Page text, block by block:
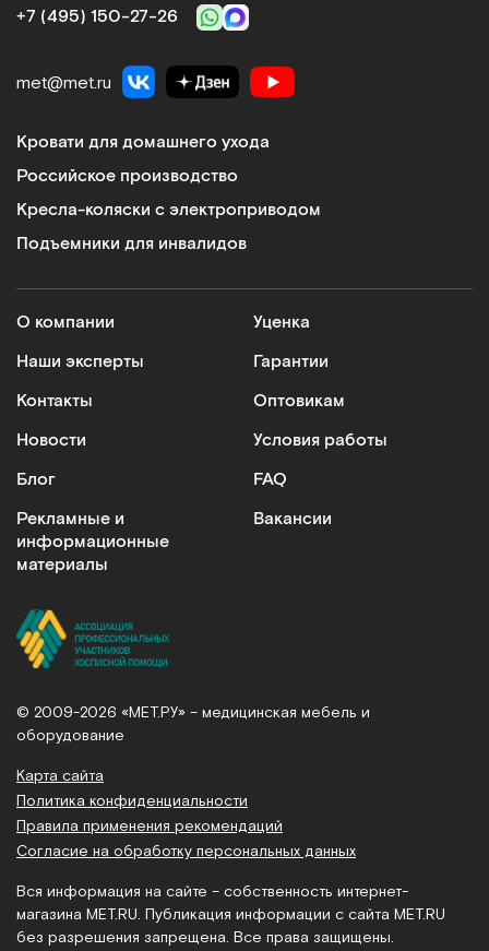
+7 (495) 150‑27‑26
met@met.ru
Кровати для домашнего ухода
Российское производство
Кресла-коляски с электроприводом
Подъемники для инвалидов
О компании
Наши эксперты
Контакты
Новости
Блог
Рекламные и
информационные
материалы
Уценка
Гарантии
Оптовикам
Условия работы
FAQ
Вакансии
© 2009-2026 «МЕТ.РУ» – медицинская мебель и
оборудование
Карта сайта
Политика конфиденциальности
Правила применения рекомендаций
Согласие на обработку персональных данных
Вся информация на сайте – собственность интернет-
магазина MET.RU. Публикация информации с сайта MET.RU
без разрешения запрещена. Все права защищены.